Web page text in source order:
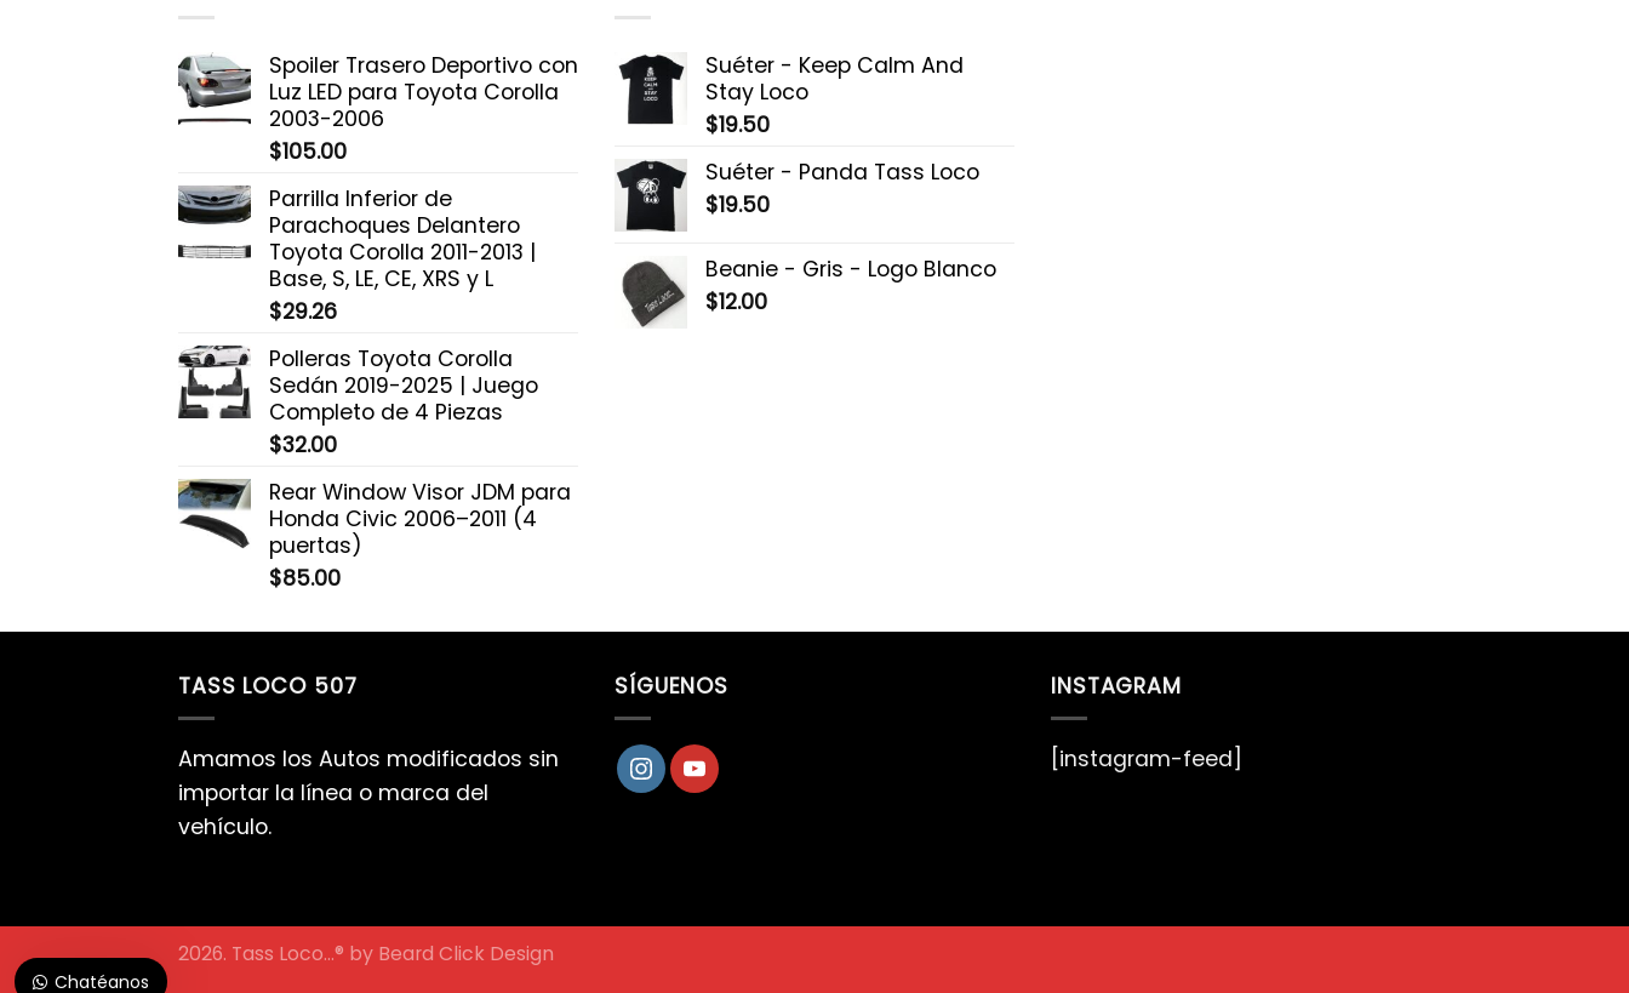
Spoiler Trasero Deportivo con
Luz LED para Toyota Corolla
2003-2006
$105.00
Parrilla Inferior de
Parachoques Delantero
Toyota Corolla 2011-2013 |
Base, S, LE, CE, XRS y L
$29.26
Polleras Toyota Corolla
Sedán 2019-2025 | Juego
Completo de 4 Piezas
$32.00
Rear Window Visor JDM para
Honda Civic 2006–2011 (4
puertas)
$85.00
Suéter - Keep Calm And
Stay Loco
$19.50
Suéter - Panda Tass Loco
$19.50
Beanie - Gris - Logo Blanco
$12.00
TASS LOCO 507
Amamos los Autos modificados sin
importar la línea o marca del
vehículo.
SÍGUENOS INSTAGRAM
[instagram-feed]
2026. Tass Loco...® by Beard Click Design
Chatéanos